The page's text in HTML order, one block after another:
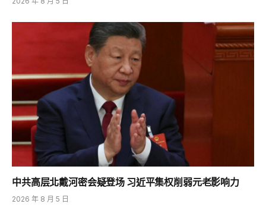
中共高层北戴河密会疑登场 习近平集权削弱元老影响力
2026 年 8 月 5 日